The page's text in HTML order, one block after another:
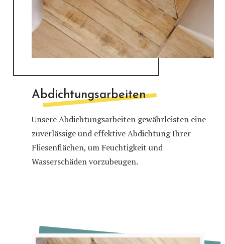
Abdichtungsarbeiten
Unsere Abdichtungsarbeiten gewährleisten eine
zuverlässige und effektive Abdichtung Ihrer
Fliesenflächen, um Feuchtigkeit und
Wasserschäden vorzubeugen.